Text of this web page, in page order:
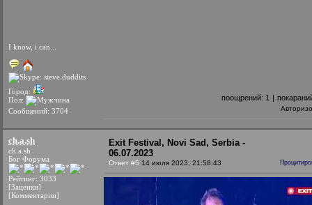
I know, i can...
Город:
Пол:
Сообщений: 3704
поощрений: 1 |
ch.a.sh
ch.a.sh
Бог Форума
Рейтинг: 3033
[Заценки]
[Комментарии]
Exit Festival, Novi Sad, Serbia -
06.07.2023
Ответ #5 14 июля 2023, 21:58:43